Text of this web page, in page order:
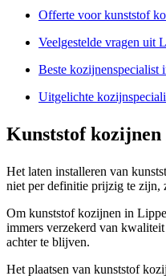
Offerte voor kunststof
Veelgestelde vragen uit
Beste kozijnenspecialist
Uitgelichte
Kunststof
Het laten installeren van
niet per definitie prijzig te zijn,
Om kunststof kozijnen in
immers verzekerd van
achter te blijven.
Het plaatsen van kunststof